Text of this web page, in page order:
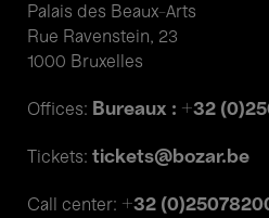
Palais des Beaux-Arts
Rue Ravenstein, 23
1000 Bruxelles
Offices: Bureaux : +32
Tickets: tickets@bozar.be
Call center: +32